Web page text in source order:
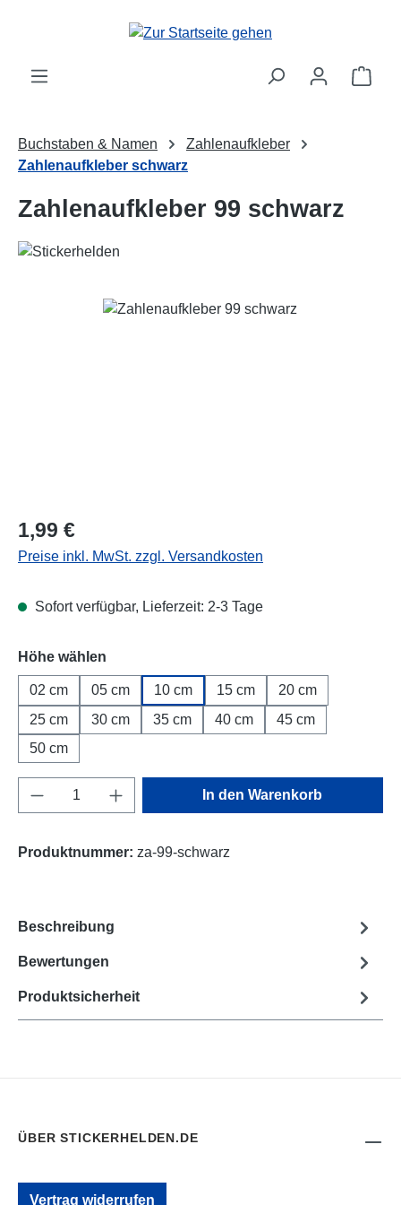
Zum Hauptinhalt springen
Buchstaben & Namen
Zahlenaufkleber
Zahlenaufkleber schwarz
Zahlenaufkleber 99 schwarz
Bildergalerie überspringen
Regulärer Preis:
1,99 €
Preise inkl. MwSt. zzgl. Versandkosten
Sofort verfügbar, Lieferzeit: 2-3 Tage
Höhe wählen
02 cm 05 cm 10 cm 15 cm
20 cm
25 cm
30 cm 35 cm 40 cm
45 cm
50 cm
Produkt Anzahl: Gib den gewünschten
In den Warenkorb
Produktnummer: za-99-schwarz
Beschreibung
Bewertungen
Produktsicherheit
ÜBER STICKERHELDEN.DE
Vertrag widerrufen